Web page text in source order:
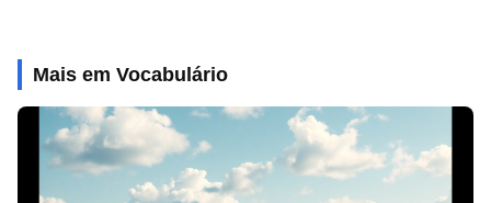
Mais em Vocabulário